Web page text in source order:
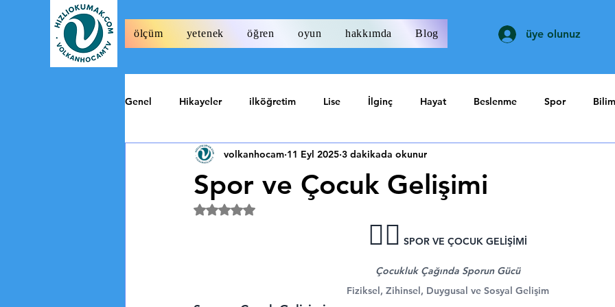
ölçüm yetenek öğren oyun hakkımda Blog üye olunuz
Genel Hikayeler ilköğretim Lise İlginç Hayat Beslenme Spor Bilim
Özel
Spor ve Çocuk Gelişimi
volkanhocam 11 Eyl 2025 3 dakikada okunur
5 üzerinden NaN yıldız
🏃‍♂️ SPOR VE ÇOCUK GELİŞİMİ
Çocukluk Çağında Sporun Gücü
Fiziksel, Zihinsel, Duygusal ve Sosyal Gelişim